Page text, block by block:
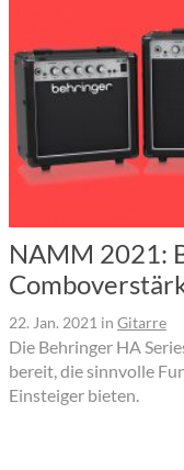
NAMM 2021:
22. Jan. 2021 in Gitarre
Die Behringer HA
bereit, die sinnvolle
Einsteiger bieten.